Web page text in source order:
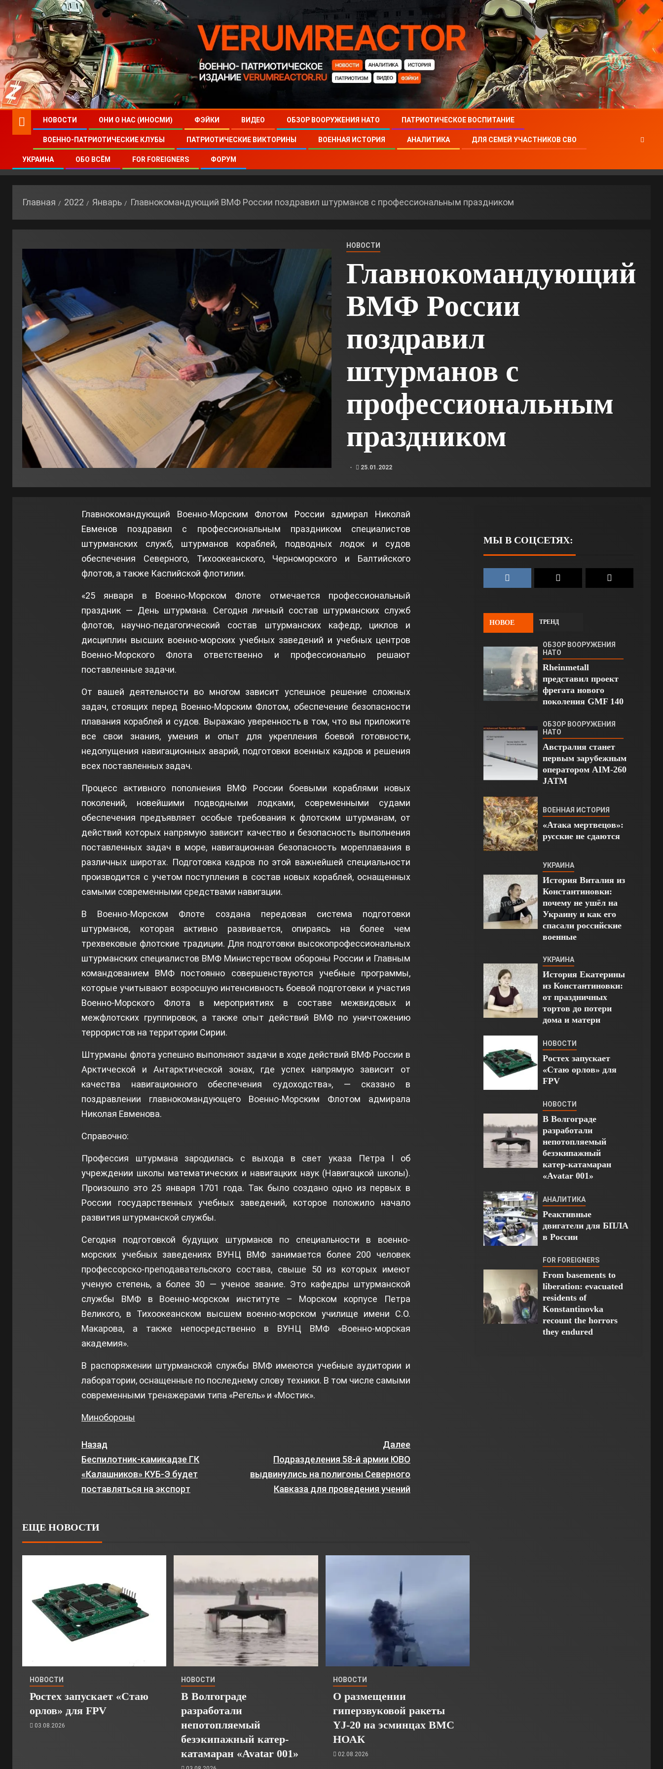
НОВОСТИ ОНИ О НАС (ИНОСМИ) ФЭЙКИ ВИДЕО ОБЗОР ВООРУЖЕНИЯ НАТО ПАТРИОТИЧЕСКОЕ ВОСПИТАНИЕ
ВОЕННО-ПАТРИОТИЧЕСКИЕ КЛУБЫ ПАТРИОТИЧЕСКИЕ ВИКТОРИНЫ ВОЕННАЯ ИСТОРИЯ АНАЛИТИКА ДЛЯ СЕМЕЙ УЧАСТНИКОВ СВО
УКРАИНА ОБО ВСЁМ FOR FOREIGNERS ФОРУМ
Главная 2022 Январь Главнокомандующий ВМФ России поздравил штурманов с профессиональным праздником
НОВОСТИ
Главнокомандующий
ВМФ России
поздравил
штурманов с
профессиональным
праздником
25.01.2022
Главнокомандующий Военно-Морским Флотом России адмирал Николай
Евменов поздравил с профессиональным праздником специалистов
штурманских служб, штурманов кораблей, подводных лодок и судов
обеспечения Северного, Тихоокеанского, Черноморского и Балтийского
флотов, а также Каспийской флотилии.
«25 января в Военно-Морском Флоте отмечается профессиональный
праздник — День штурмана. Сегодня личный состав штурманских служб
флотов, научно-педагогический состав штурманских кафедр, циклов и
дисциплин высших военно-морских учебных заведений и учебных центров
Военно-Морского Флота ответственно и профессионально решают
поставленные задачи.
От вашей деятельности во многом зависит успешное решение сложных
задач, стоящих перед Военно-Морским Флотом, обеспечение безопасности
плавания кораблей и судов. Выражаю уверенность в том, что вы приложите
все свои знания, умения и опыт для укрепления боевой готовности,
недопущения навигационных аварий, подготовки военных кадров и решения
всех поставленных задач.
Процесс активного пополнения ВМФ России боевыми кораблями новых
поколений, новейшими подводными лодками, современными судами
обеспечения предъявляет особые требования к флотским штурманам, от
действий которых напрямую зависит качество и безопасность выполнения
поставленных задач в море, навигационная безопасность мореплавания в
различных широтах. Подготовка кадров по этой важнейшей специальности
производится с учетом поступления в состав новых кораблей, оснащенных
самыми современными средствами навигации.
В Военно-Морском Флоте создана передовая система подготовки
штурманов, которая активно развивается, опираясь на более чем
трехвековые флотские традиции. Для подготовки высокопрофессиональных
штурманских специалистов ВМФ Министерством обороны России и Главным
командованием ВМФ постоянно совершенствуются учебные программы,
которые учитывают возросшую интенсивность боевой подготовки и участия
Военно-Морского Флота в мероприятиях в составе межвидовых и
межфлотских группировок, а также опыт действий ВМФ по уничтожению
террористов на территории Сирии.
Штурманы флота успешно выполняют задачи в ходе действий ВМФ России в
Арктической и Антарктической зонах, где успех напрямую зависит от
качества навигационного обеспечения судоходства», — сказано в
поздравлении главнокомандующего Военно-Морским Флотом адмирала
Николая Евменова.
Справочно:
Профессия штурмана зародилась с выхода в свет указа Петра I об
учреждении школы математических и навигацких наук (Навигацкой школы).
Произошло это 25 января 1701 года. Так было создано одно из первых в
России государственных учебных заведений, которое положило начало
развития штурманской службы.
Сегодня подготовкой будущих штурманов по специальности в военно-
морских учебных заведениях ВУНЦ ВМФ занимается более 200 человек
профессорско-преподавательского состава, свыше 50 из которых имеют
ученую степень, а более 30 — ученое звание. Это кафедры штурманской
службы ВМФ в Военно-морском институте – Морском корпусе Петра
Великого, в Тихоокеанском высшем военно-морском училище имени С.О.
Макарова, а также непосредственно в ВУНЦ ВМФ «Военно-морская
академия».
В распоряжении штурманской службы ВМФ имеются учебные аудитории и
лаборатории, оснащенные по последнему слову техники. В том числе самыми
современными тренажерами типа «Регель» и «Мостик».
Минобороны
Назад
Беспилотник-камикадзе ГК
«Калашников» КУБ-Э будет
поставляться на экспорт
Далее
Подразделения 58-й армии ЮВО
выдвинулись на полигоны Северного
Кавказа для проведения учений
ЕЩЕ НОВОСТИ
НОВОСТИ
Ростех запускает «Стаю
орлов» для FPV
03.08.2026
НОВОСТИ
В Волгограде
разработали
непотопляемый
безэкипажный катер-
катамаран «Avatar 001»
НОВОСТИ
О размещении
гиперзвуковой ракеты
YJ-20 на эсминцах ВМС
НОАК
02.08.2026
МЫ В СОЦСЕТЯХ:
НОВОЕ ТРЕНД
ОБЗОР ВООРУЖЕНИЯ
НАТО
Rheinmetall
представил проект
фрегата нового
поколения GMF 140
ОБЗОР ВООРУЖЕНИЯ
НАТО
Австралия станет
первым зарубежным
оператором AIM-260
JATM
ВОЕННАЯ ИСТОРИЯ
«Атака мертвецов»:
русские не сдаются
УКРАИНА
История Виталия из
Константиновки:
почему не ушёл на
Украину и как его
спасали российские
военные
УКРАИНА
История Екатерины
из Константиновки:
от праздничных
тортов до потери
дома и матери
НОВОСТИ
Ростех запускает
«Стаю орлов» для
FPV
НОВОСТИ
В Волгограде
разработали
непотопляемый
безэкипажный
катер-катамаран
«Avatar 001»
АНАЛИТИКА
Реактивные
двигатели для БПЛА
в России
FOR FOREIGNERS
From basements to
liberation: evacuated
residents of
Konstantinovka
recount the horrors
they endured